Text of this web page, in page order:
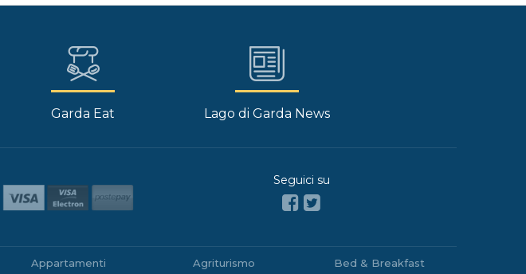
Garda Eat Lago di Garda News
Seguici su
Appartamenti Agriturismo Bed & Breakfast